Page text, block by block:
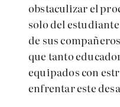
obstaculizar el
solo del
de sus
que tanto
equipados con
enfrentar este